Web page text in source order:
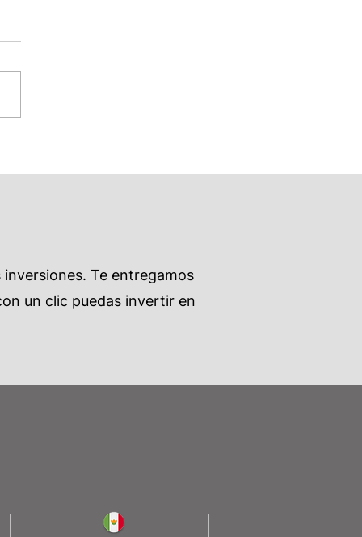
Te entregamos
un clic puedas invertir en